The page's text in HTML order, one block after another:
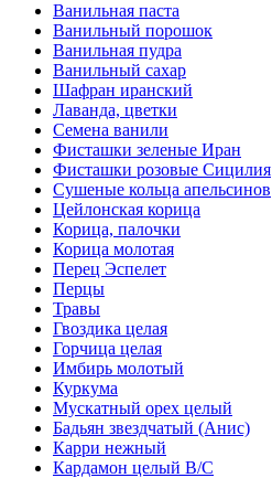
Ванильная паста
Ванильный порошок
Ванильная пудра
Ванильный сахар
Шафран иранский
Лаванда, цветки
Семена ванили
Фисташки зеленые Иран
Фисташки розовые Сицилия
Сушеные кольца апельсинов
Цейлонская корица
Корица, палочки
Корица молотая
Перец Эспелет
Перцы
Травы
Гвоздика целая
Горчица целая
Имбирь молотый
Куркума
Мускатный орех целый
Бадьян звездчатый (Анис)
Карри нежный
Кардамон целый В/С